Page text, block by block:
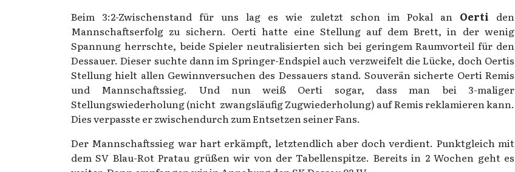
Beim 3:2-Zwischenstand für uns lag es wie zuletzt schon im Pokal an Oerti den
Mannschaftserfolg zu sichern. Oerti hatte eine Stellung auf dem Brett, in der wenig
Spannung herrschte, beide Spieler neutralisierten sich bei geringem Raumvorteil für den
Dessauer. Dieser suchte dann im Springer-Endspiel auch verzweifelt die Lücke, doch Oertis
Stellung hielt allen Gewinnversuchen des Dessauers stand. Souverän sicherte Oerti Remis
und Mannschaftssieg. Und nun weiß Oerti sogar, dass man bei 3-maliger
Stellungswiederholung (nicht zwangsläufig Zugwiederholung) auf Remis reklamieren kann.
Dies verpasste er zwischendurch zum Entsetzen seiner Fans.
Der Mannschaftssieg war hart erkämpft, letztendlich aber doch verdient. Punktgleich mit
dem SV Blau-Rot Pratau grüßen wir von der Tabellenspitze. Bereits in 2 Wochen geht es